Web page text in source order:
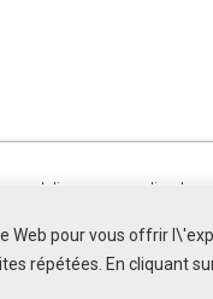
Web pour vous offrir
répétées. En cliquant
deliver personalized